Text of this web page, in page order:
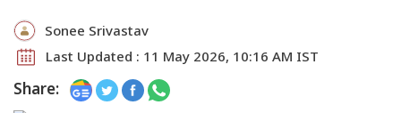
Sonee Srivastav
Last Updated : 11 May 2026, 10:16 AM IST
Share: